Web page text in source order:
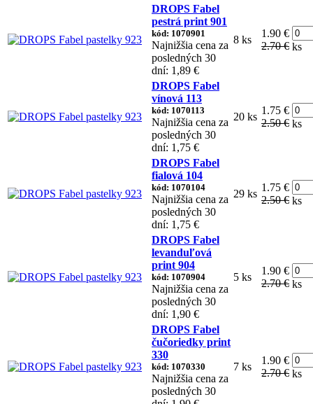
DROPS Fabel
pestrá print 901
kód: 1070901
Najnižšia cena za
posledných 30
dní: 1,89 €
8 ks
1.90 €
2.70 € ks
DROPS Fabel
vínová 113
kód: 1070113
Najnižšia cena za
posledných 30
dní: 1,75 €
20 ks
1.75 €
2.50 € ks
DROPS Fabel
fialová 104
kód: 1070104
Najnižšia cena za
posledných 30
dní: 1,75 €
29 ks
1.75 €
2.50 € ks
DROPS Fabel
levanduľová
print 904
kód: 1070904
Najnižšia cena za
posledných 30
dní: 1,90 €
5 ks
1.90 €
2.70 € ks
DROPS Fabel
čučoriedky print
330
kód: 1070330
Najnižšia cena za
posledných 30
7 ks
1.90 €
2.70 € ks